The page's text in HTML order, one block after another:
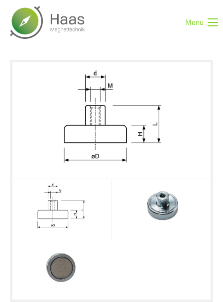
Login
Anmelden
Support
Lorem ipsum dolor sit amet:
24h/ 365days
Menu